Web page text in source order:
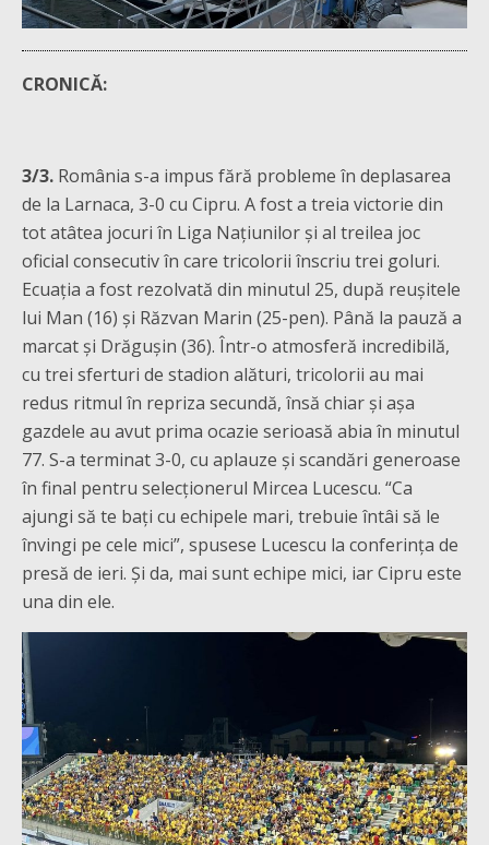
CRONICĂ:
3/3. România s-a impus fără probleme în deplasarea
de la Larnaca, 3-0 cu Cipru. A fost a treia victorie din
tot atâtea jocuri în Liga Națiunilor și al treilea joc
oficial consecutiv în care tricolorii înscriu trei goluri.
Ecuația a fost rezolvată din minutul 25, după reușitele
lui Man (16) și Răzvan Marin (25-pen). Până la pauză a
marcat și Drăgușin (36). Într-o atmosferă incredibilă,
cu trei sferturi de stadion alături, tricolorii au mai
redus ritmul în repriza secundă, însă chiar și așa
gazdele au avut prima ocazie serioasă abia în minutul
77. S-a terminat 3-0, cu aplauze și scandări generoase
în final pentru selecționerul Mircea Lucescu. “Ca
ajungi să te bați cu echipele mari, trebuie întâi să le
învingi pe cele mici”, spusese Lucescu la conferința de
presă de ieri. Și da, mai sunt echipe mici, iar Cipru este
una din ele.